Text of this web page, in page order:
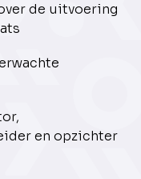
de uitvoering
en opzichter